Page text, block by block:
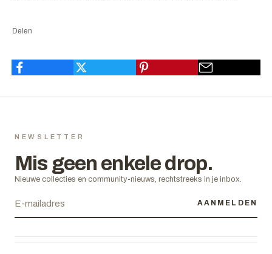
Delen
NEWSLETTER
Mis geen enkele drop.
Nieuwe collecties en community-nieuws, rechtstreeks in je inbox.
AANMELDEN